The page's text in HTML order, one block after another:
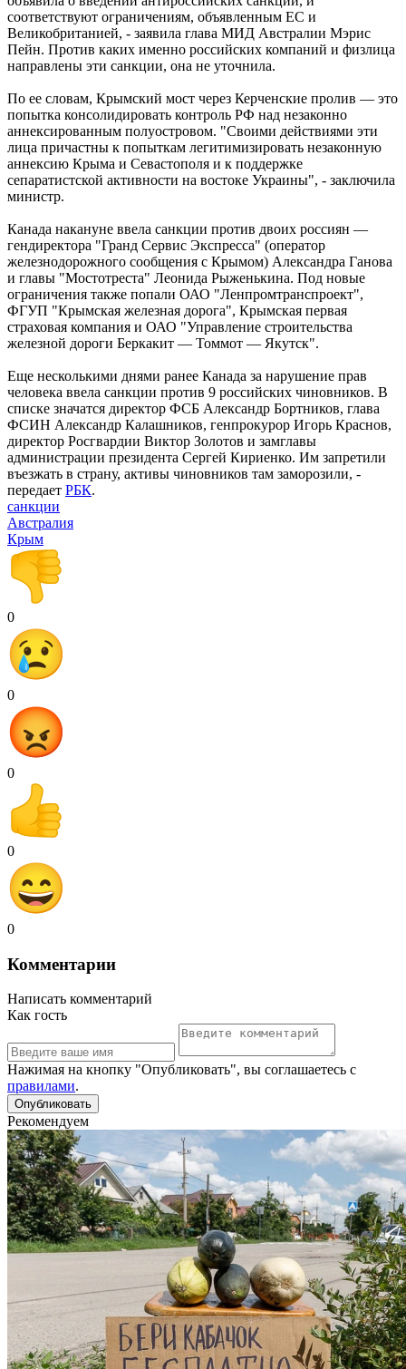
соответствуют ограничениям, объявленным ЕС и
Великобританией, - заявила глава МИД Австралии Мэрис
Пейн. Против каких именно российских компаний и физлица
направлены эти санкции, она не уточнила.
По ее словам, Крымский мост через Керченские пролив — это
попытка консолидировать контроль РФ над незаконно
аннексированным полуостровом. "Своими действиями эти
лица причастны к попыткам легитимизировать незаконную
аннексию Крыма и Севастополя и к поддержке
сепаратистской активности на востоке Украины", - заключила
министр.
Канада накануне ввела санкции против двоих россиян —
гендиректора "Гранд Сервис Экспресса" (оператор
железнодорожного сообщения с Крымом) Александра Ганова
и главы "Мостотреста" Леонида Рыженькина. Под новые
ограничения также попали ОАО "Ленпромтранспроект",
ФГУП "Крымская железная дорога", Крымская первая
страховая компания и ОАО "Управление строительства
железной дороги Беркакит — Томмот — Якутск".
Еще несколькими днями ранее Канада за нарушение прав
человека ввела санкции против 9 российских чиновников. В
списке значатся директор ФСБ Александр Бортников, глава
ФСИН Александр Калашников, генпрокурор Игорь Краснов,
директор Росгвардии Виктор Золотов и замглавы
администрации президента Сергей Кириенко. Им запретили
въезжать в страну, активы чиновников там заморозили, -
передает РБК.
санкции
Австралия
Крым
0
0
0
0
0
Комментарии
Написать комментарий
Как гость
Нажимая на кнопку "Опубликовать", вы соглашаетесь с
правилами.
Рекомендуем